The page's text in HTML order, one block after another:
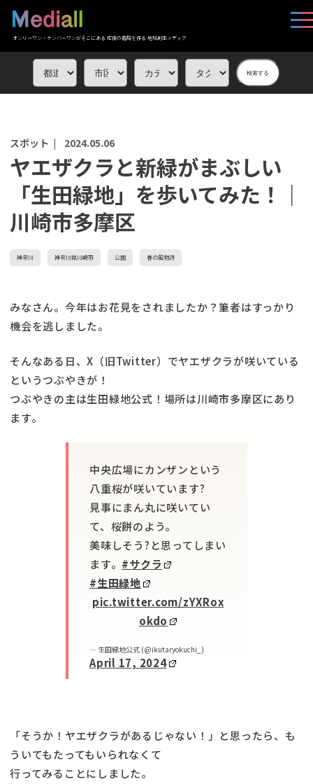
オンリーワン・ナンバーワンがそこにある 応援の循環を作る 地域創生メディア
検索する
スポット | 2024.05.06
ヤエザクラと新緑がまぶしい
「生田緑地」を歩いてみた！｜
川崎市多摩区
神奈川 神奈川県川崎市 公園 春の風物詩
みなさん。今年はお花見をされましたか？筆者はすっかり
機会を逃しました。
そんなある日、X（旧Twitter）でヤエザクラが咲いている
というつぶやきが！
つぶやきの主は生田緑地公式！場所は川崎市多摩区にあり
ます。
中央広場にカンザンという
八重桜が咲いています?
見事にまん丸に咲いてい
て、桜餅のよう。
美味しそう?と思ってしまい
ます。 #サクラ
#生田緑地
pic.twitter.com/zYXRox
okdo
— 生田緑地公式 (@ikutaryokuchi_)
April 17, 2024
「そうか！ヤエザクラがあるじゃない！」と思ったら、も
ういてもたってもいられなくて
行ってみることにしました。